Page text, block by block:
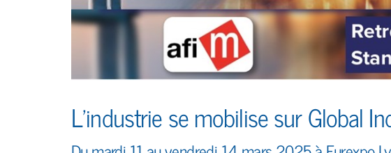
L’industrie se mobilise sur Global